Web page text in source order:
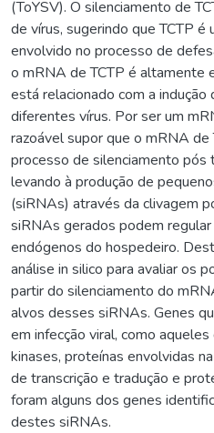
(ToYSV). O silenciamento de
de vírus, sugerindo que TCTP
envolvido no processo de
o mRNA de TCTP é altamente
está relacionado com a
diferentes vírus. Por ser um
razoável supor que o mRNA
processo de silenciamento pós
levando à produção de
(siRNAs) através da clivagem
siRNAs gerados podem
endógenos do hospedeiro.
análise in silico para avaliar os
partir do silenciamento do
alvos desses siRNAs. Genes
em infecção viral, como
kinases, proteínas envolvidas
de transcrição e tradução e
foram alguns dos genes
destes siRNAs.